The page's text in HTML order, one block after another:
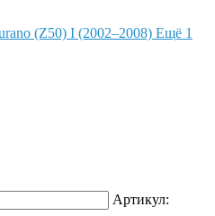
Ещё 1
Артикул: